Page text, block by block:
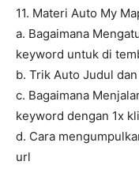
11. Materi Auto My
a. Bagaimana
keyword untuk di
b. Trik Auto Judul
c. Bagaimana
keyword dengan 1x
d. Cara
url